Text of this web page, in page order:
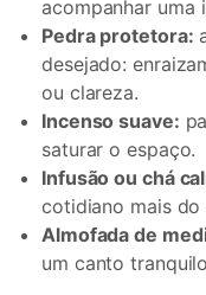
acompanhar uma
Pedra protetora:
desejado:
ou clareza.
Incenso suave:
saturar o espaço.
Infusão ou chá
cotidiano mais do
Almofada de
um canto